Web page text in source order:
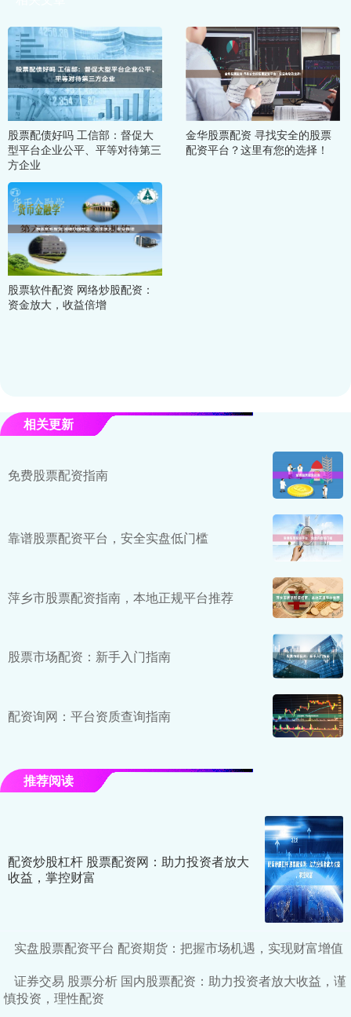
股票配债好吗 工信部：督促大
型平台企业公平、平等对待第三
方企业
金华股票配资 寻找安全的股票
配资平台？这里有您的选择！
股票软件配资 网络炒股配资：
资金放大，收益倍增
相关更新
免费股票配资指南
靠谱股票配资平台，安全实盘低门槛
萍乡市股票配资指南，本地正规平台推荐
股票市场配资：新手入门指南
配资询网：平台资质查询指南
推荐阅读
配资炒股杠杆 股票配资网：助力投资者放大
收益，掌控财富
实盘股票配资平台 配资期货：把握市场机遇，实现财富增值
证券交易 股票分析 国内股票配资：助力投资者放大收益，谨
慎投资，理性配资